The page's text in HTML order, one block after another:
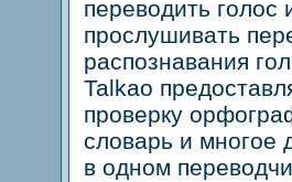
переводить голос
прослушивать
распознавания
Talkao
проверку
словарь и многое
в одном